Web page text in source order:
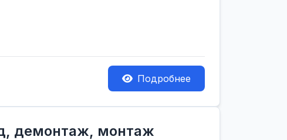
Подробнее
демонтаж, монтаж